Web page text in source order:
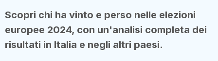
Scopri chi ha vinto e perso nelle elezioni
europee 2024, con un'analisi completa dei
risultati in Italia e negli altri paesi.